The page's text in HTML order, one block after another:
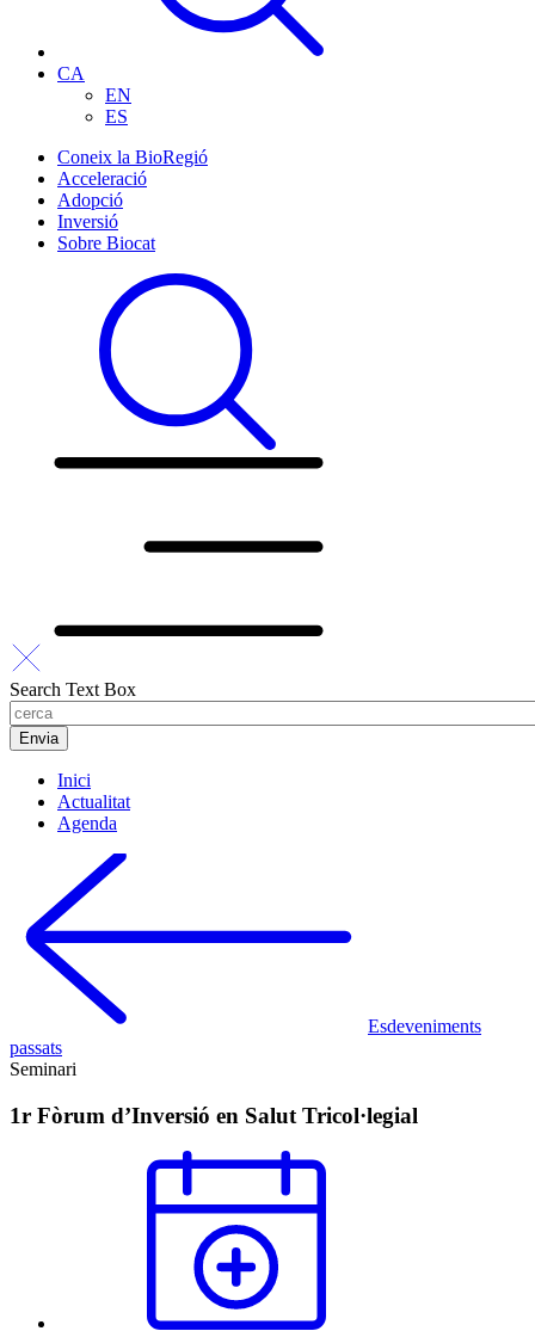
CA
EN
ES
Coneix la BioRegió
Acceleració
Adopció
Inversió
Sobre Biocat
Search Text Box
Inici
Actualitat
Agenda
Esdeveniments
passats
Seminari
1r Fòrum d’Inversió en Salut Tricol·legial